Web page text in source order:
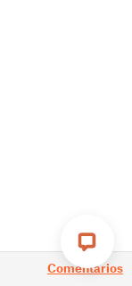
Comentarios